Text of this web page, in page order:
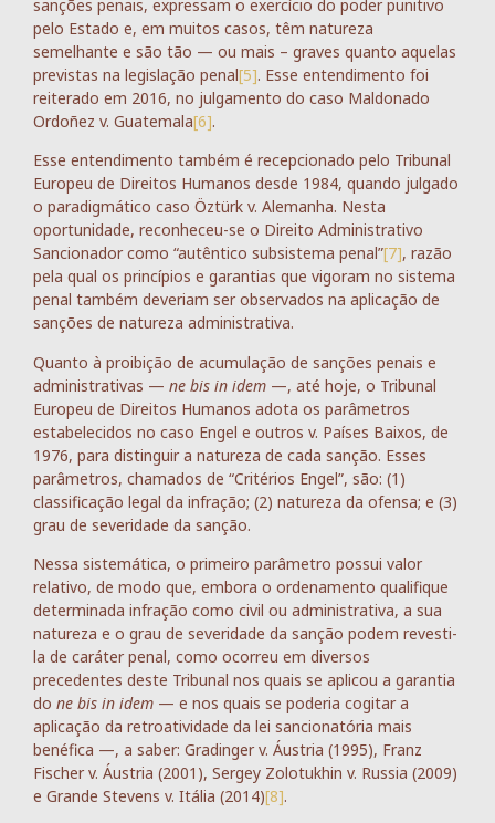
sanções penais, expressam o exercício do poder punitivo
pelo Estado e, em muitos casos, têm natureza
semelhante e são tão — ou mais – graves quanto aquelas
previstas na legislação penal[5]. Esse entendimento foi
reiterado em 2016, no julgamento do caso Maldonado
Ordoñez v. Guatemala[6].
Esse entendimento também é recepcionado pelo Tribunal
Europeu de Direitos Humanos desde 1984, quando julgado
o paradigmático caso Öztürk v. Alemanha. Nesta
oportunidade, reconheceu-se o Direito Administrativo
Sancionador como “autêntico subsistema penal”[7], razão
pela qual os princípios e garantias que vigoram no sistema
penal também deveriam ser observados na aplicação de
sanções de natureza administrativa.
Quanto à proibição de acumulação de sanções penais e
administrativas — ne bis in idem —, até hoje, o Tribunal
Europeu de Direitos Humanos adota os parâmetros
estabelecidos no caso Engel e outros v. Países Baixos, de
1976, para distinguir a natureza de cada sanção. Esses
parâmetros, chamados de “Critérios Engel”, são: (1)
classificação legal da infração; (2) natureza da ofensa; e (3)
grau de severidade da sanção.
Nessa sistemática, o primeiro parâmetro possui valor
relativo, de modo que, embora o ordenamento qualifique
determinada infração como civil ou administrativa, a sua
natureza e o grau de severidade da sanção podem revesti-
la de caráter penal, como ocorreu em diversos
precedentes deste Tribunal nos quais se aplicou a garantia
do ne bis in idem — e nos quais se poderia cogitar a
aplicação da retroatividade da lei sancionatória mais
benéfica —, a saber: Gradinger v. Áustria (1995), Franz
Fischer v. Áustria (2001), Sergey Zolotukhin v. Russia (2009)
e Grande Stevens v. Itália (2014)[8].